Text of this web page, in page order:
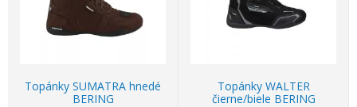
Topánky SUMATRA hnedé
BERING
Topánky WALTER
čierne/biele BERING